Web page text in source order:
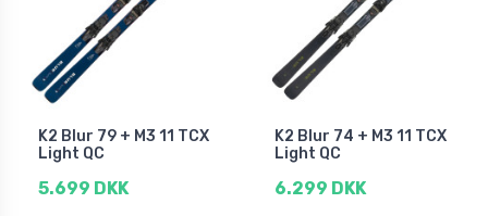
K2 Blur 79 + M3 11 TCX
Light QC
5.699 DKK
K2 Blur 74 + M3 11 TCX
Light QC
6.299 DKK